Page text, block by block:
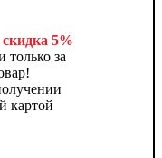
скидка 5%
только за
картой